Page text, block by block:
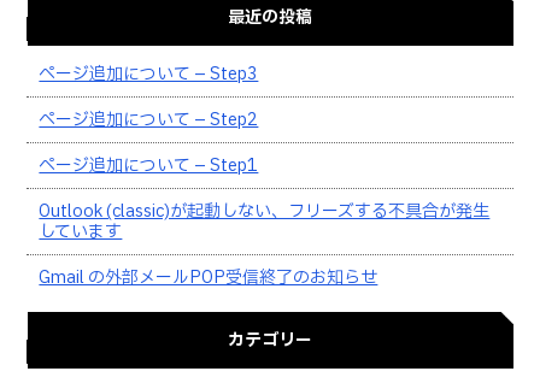
最近の投稿
ページ追加について – Step3
ページ追加について – Step2
ページ追加について – Step1
Outlook (classic)が起動しない、フリーズする不具合が発生
しています
Gmail の外部メールPOP受信終了のお知らせ
カテゴリー